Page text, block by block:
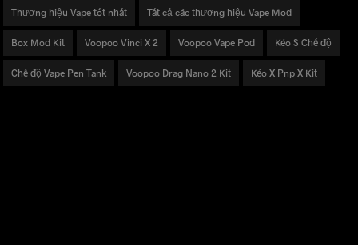
Thương hiệu Vape tốt nhất Tất cả các thương hiệu Vape Mod
Box Mod Kit Voopoo Vinci X 2 Voopoo Vape Pod Kéo S Chế độ
Chế độ Vape Pen Tank Voopoo Drag Nano 2 Kit Kéo X Pnp X Kit